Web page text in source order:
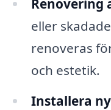
Renovering
eller
renoveras
och estetik.
Installera